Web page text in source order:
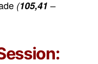
(105,41 –